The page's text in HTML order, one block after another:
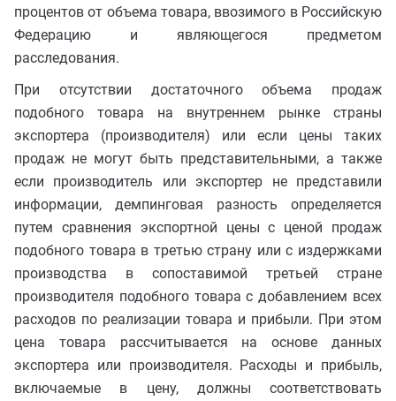
процентов от объема товара, ввозимого в Российскую
Федерацию и являющегося предметом
расследования.
При отсутствии достаточного объема продаж
подобного товара на внутреннем рынке страны
экспортера (производителя) или если цены таких
продаж не могут быть представительными, а также
если производитель или экспортер не представили
информации, демпинговая разность определяется
путем сравнения экспортной цены с ценой продаж
подобного товара в третью страну или с издержками
производства в сопоставимой третьей стране
производителя подобного товара с добавлением всех
расходов по реализации товара и прибыли. При этом
цена товара рассчитывается на основе данных
экспортера или производителя. Расходы и прибыль,
включаемые в цену, должны соответствовать